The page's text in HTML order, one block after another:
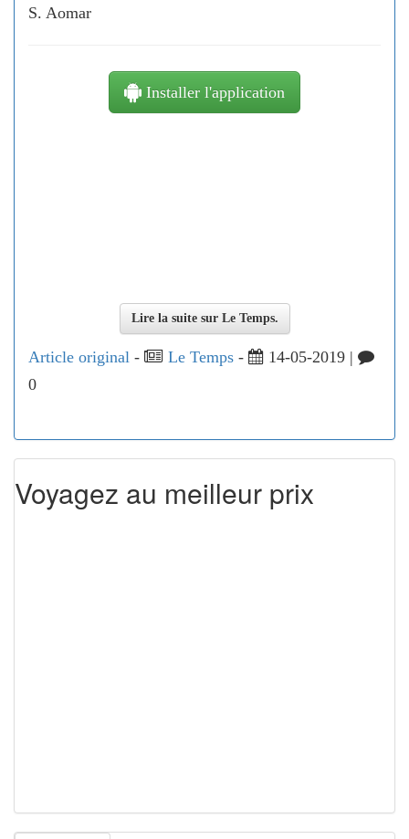
S. Aomar
Installer l'application
Lire la suite sur Le Temps.
Article original - Le Temps -
14-05-2019 |
0
Voyagez au meilleur prix